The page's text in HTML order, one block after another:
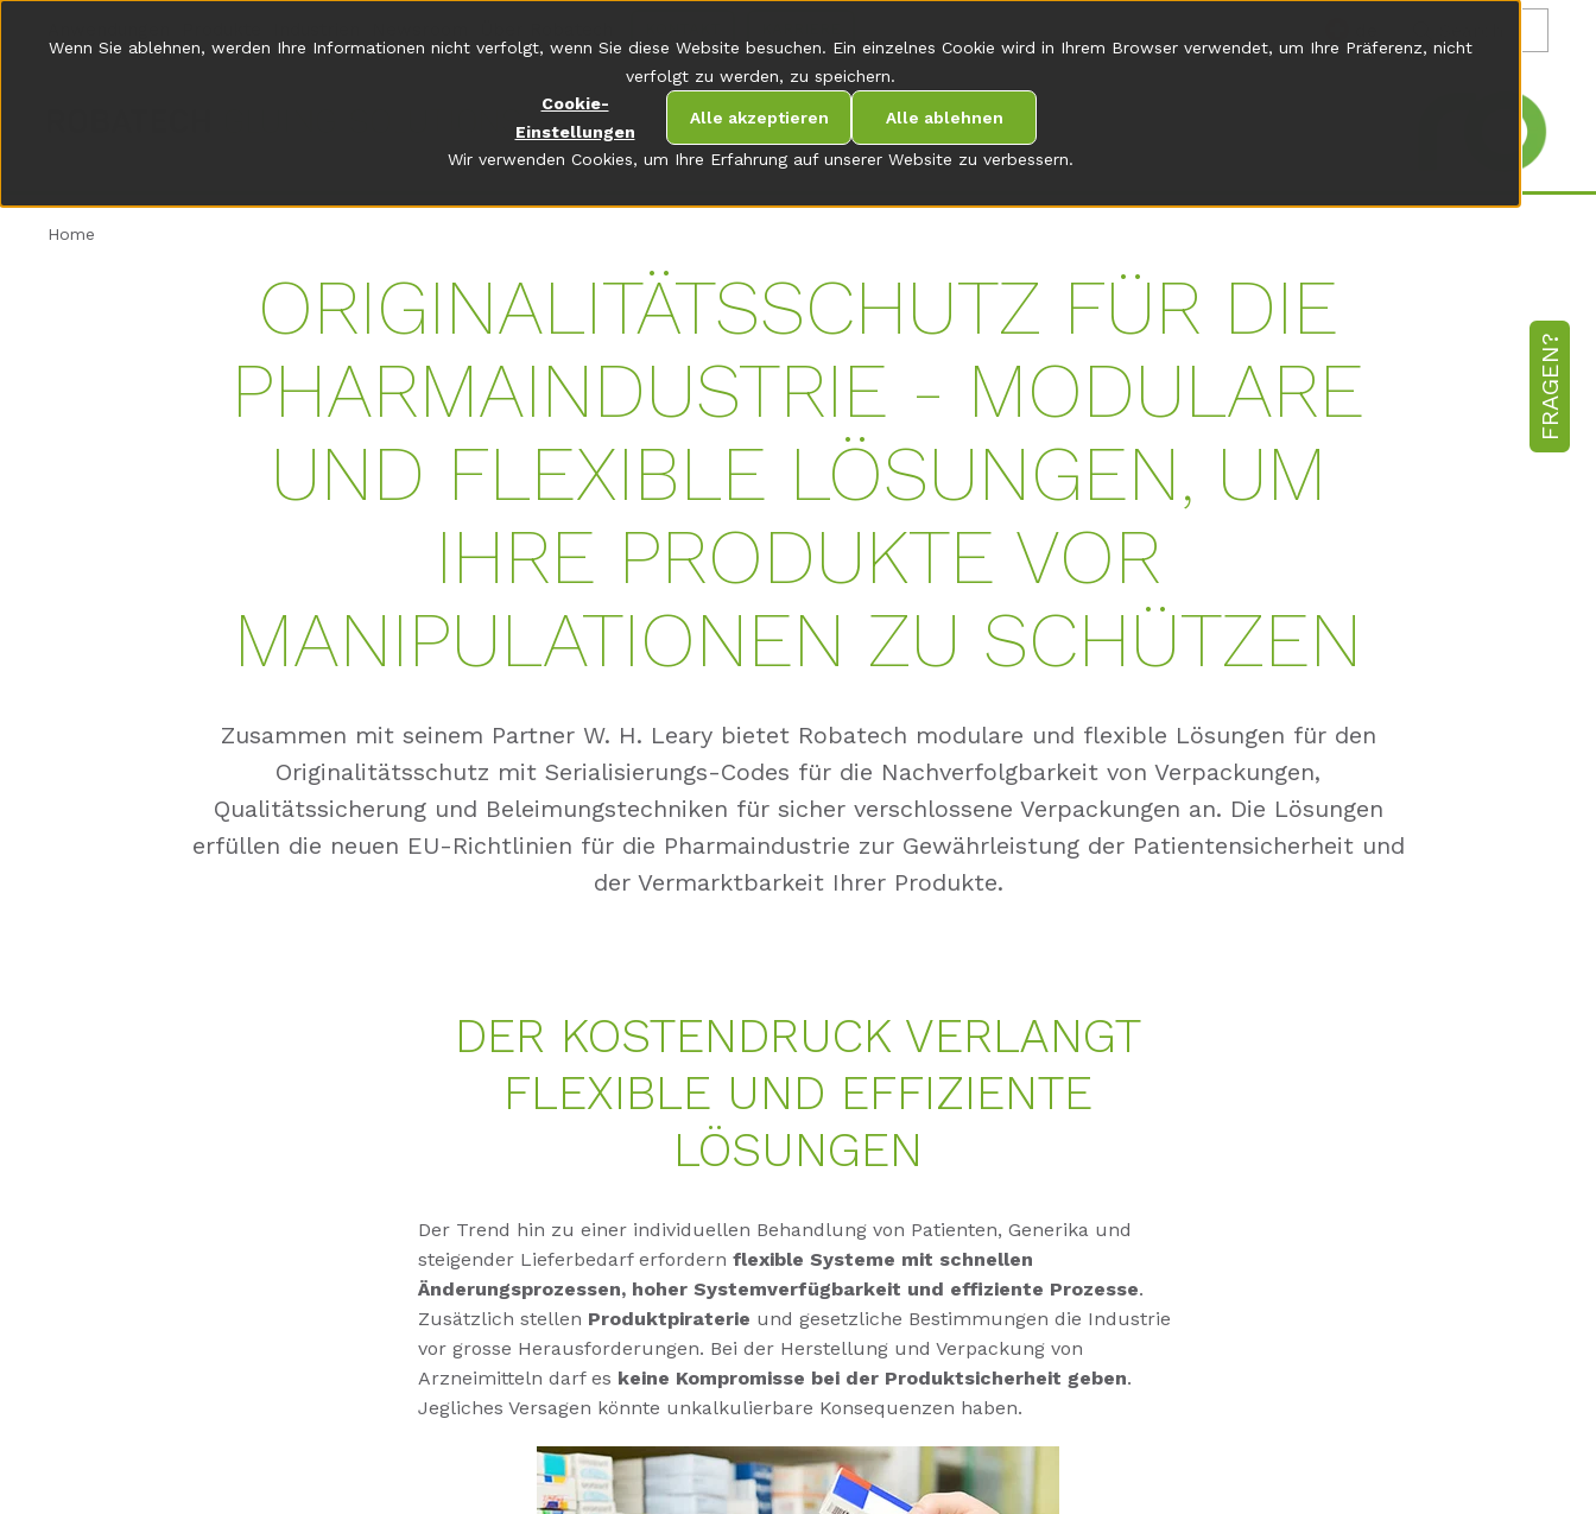
Wir verwenden Cookies, um Ihre Erfahrung auf unserer Website zu verbessern.
Wenn Sie ablehnen, werden Ihre Informationen nicht verfolgt, wenn Sie diese Website besuchen. Ein einzelnes Cookie wird in Ihrem Browser verwendet, um Ihre Präferenz, nicht
verfolgt zu werden, zu speichern.
Cookie-
Einstellungen
Alle akzeptieren Alle ablehnen
Home
ORIGINALITÄTSSCHUTZ FÜR DIE
PHARMAINDUSTRIE - MODULARE
UND FLEXIBLE LÖSUNGEN, UM
IHRE PRODUKTE VOR
MANIPULATIONEN ZU SCHÜTZEN
Zusammen mit seinem Partner W. H. Leary bietet Robatech modulare und flexible Lösungen für den
Originalitätsschutz mit Serialisierungs-Codes für die Nachverfolgbarkeit von Verpackungen,
Qualitätssicherung und Beleimungstechniken für sicher verschlossene Verpackungen an. Die Lösungen
erfüllen die neuen EU-Richtlinien für die Pharmaindustrie zur Gewährleistung der Patientensicherheit und
der Vermarktbarkeit Ihrer Produkte.
DER KOSTENDRUCK VERLANGT
FLEXIBLE UND EFFIZIENTE
LÖSUNGEN
Der Trend hin zu einer individuellen Behandlung von Patienten, Generika und
steigender Lieferbedarf erfordern flexible Systeme mit schnellen
Änderungsprozessen, hoher Systemverfügbarkeit und effiziente Prozesse.
Zusätzlich stellen Produktpiraterie und gesetzliche Bestimmungen die Industrie
vor grosse Herausforderungen. Bei der Herstellung und Verpackung von
Arzneimitteln darf es keine Kompromisse bei der Produktsicherheit geben.
Jegliches Versagen könnte unkalkulierbare Konsequenzen haben.
FRAGEN?